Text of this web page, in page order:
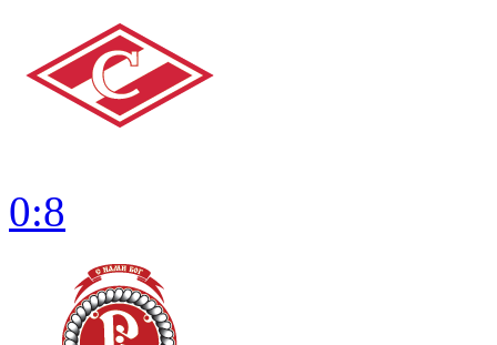
0:8